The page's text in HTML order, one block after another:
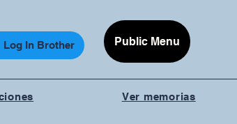
Log In Brother Public Menu
Ver memorias